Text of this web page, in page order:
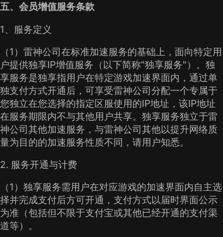
五、会员增值服务条款
1、服务定义
（1）雷神公司在标准加速服务的基础上，面向特定用
户提供独享IP增值服务（以下简称"独享服务"）。独
享服务是独享指用户在特定游戏加速界面内，通过单
独支付方式开通后，可享受雷神公司分配一个专属于
您独立在您选择的指定区服使用的IP地址，该IP地址
在服务期限内不与其他用户共享。独享服务独立于雷
神公司其他加速服务，与雷神公司其他以提升网络质
量为目的的加速服务性质不同，请用户知悉。
2. 服务开通与计费
（1）独享服务需用户在对应游戏的加速界面内自主选
择并完成支付后方可开通，支付方式以届时界面公示
为准（包括但不限于支付宝或其他已经开通的支付渠
道等）。